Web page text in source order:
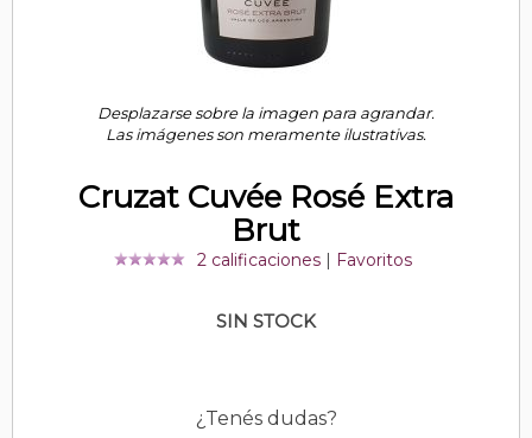
Desplazarse sobre la imagen para agrandar.
Las imágenes son meramente ilustrativas.
Cruzat Cuvée Rosé Extra
Brut
2 calificaciones| Favoritos
SIN STOCK
¿Tenés dudas?